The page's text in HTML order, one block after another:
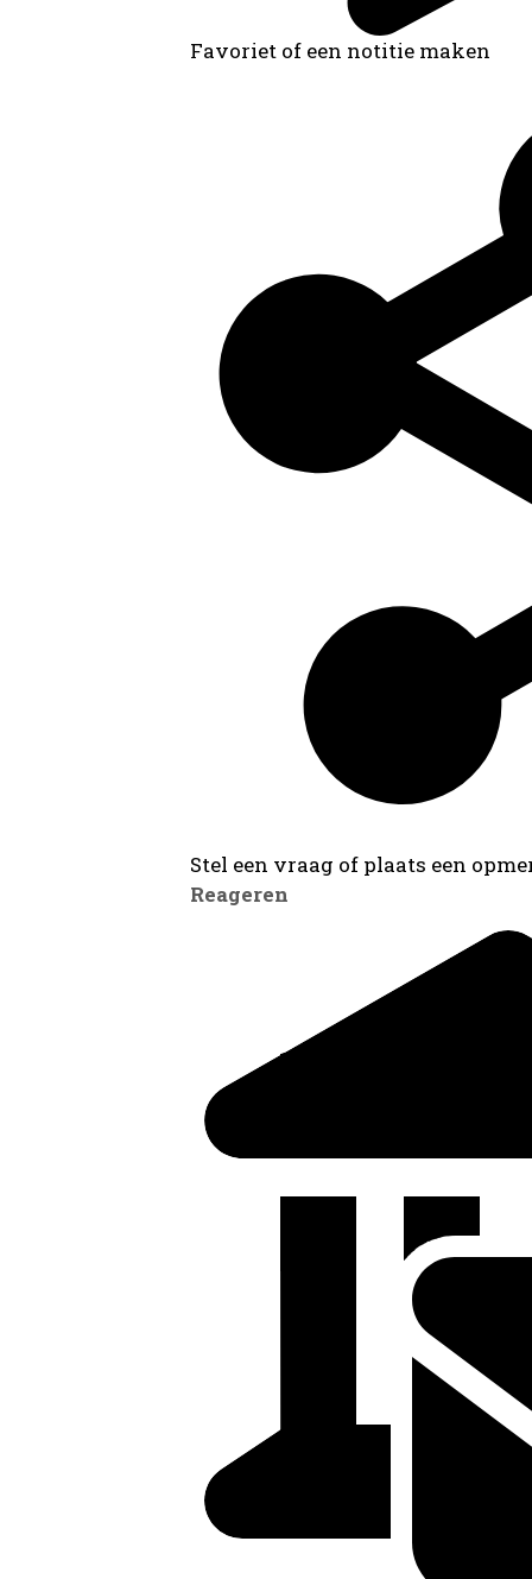
Favoriet of een notitie maken
Stel een vraag of plaats een
Reageren